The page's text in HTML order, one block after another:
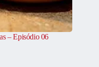
– Episódio 06